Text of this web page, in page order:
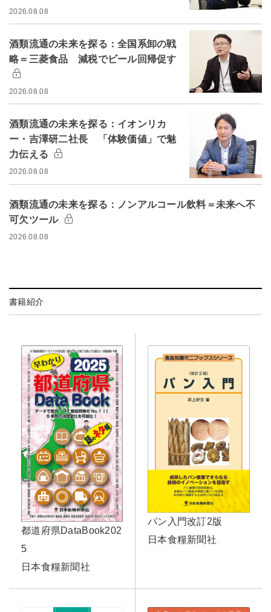
2026.08.08
酒類流通の未来を探る：全国系卸の戦
略＝三菱食品 減税でビール回帰促す
2026.08.08
酒類流通の未来を探る：イオンリカ
ー・吉澤研二社長 「体験価値」で魅
力伝える
2026.08.08
酒類流通の未来を探る：ノンアルコール飲料＝未来へ不
可欠ツール
2026.08.08
書籍紹介
都道府県DataBook202
5
日本食糧新聞社
パン入門改訂2版
日本食糧新聞社